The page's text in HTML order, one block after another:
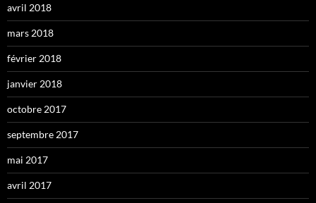
avril 2018
mars 2018
février 2018
janvier 2018
octobre 2017
septembre 2017
mai 2017
avril 2017